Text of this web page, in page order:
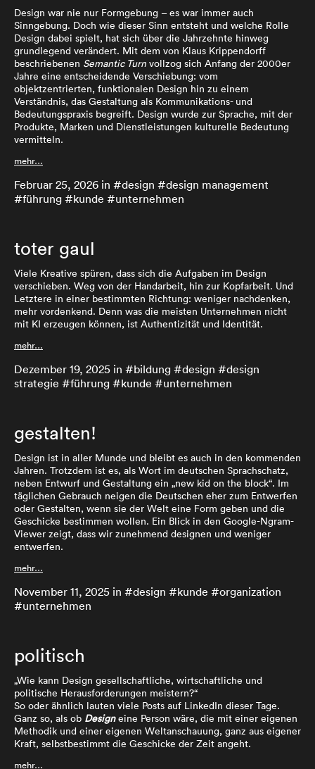
Design war nie nur Formgebung – es war immer auch
Sinngebung. Doch wie dieser Sinn entsteht und welche Rolle
Design dabei spielt, hat sich über die Jahrzehnte hinweg
grundlegend verändert. Mit dem von Klaus Krippendorff
beschriebenen Semantic Turn vollzog sich Anfang der 2000er
Jahre eine entscheidende Verschiebung: vom
objektzentrierten, funktionalen Design hin zu einem
Verständnis, das Gestaltung als Kommunikations- und
Bedeutungspraxis begreift. Design wurde zur Sprache, mit der
Produkte, Marken und Dienstleistungen kulturelle Bedeutung
vermitteln.
mehr…
Februar 25, 2026 in #design #design management
#führung #kunde #unternehmen
toter gaul
Viele Kreative spüren, dass sich die Aufgaben im Design
verschieben. Weg von der Handarbeit, hin zur Kopfarbeit. Und
Letztere in einer bestimmten Richtung: weniger nachdenken,
mehr vordenkend. Denn was die meisten Unternehmen nicht
mit KI erzeugen können, ist Authentizität und Identität.
mehr…
Dezember 19, 2025 in #bildung #design #design
strategie #führung #kunde #unternehmen
gestalten!
Design ist in aller Munde und bleibt es auch in den kommenden
Jahren. Trotzdem ist es, als Wort im deutschen Sprachschatz,
neben Entwurf und Gestaltung ein „new kid on the block“. Im
täglichen Gebrauch neigen die Deutschen eher zum Entwerfen
oder Gestalten, wenn sie der Welt eine Form geben und die
Geschicke bestimmen wollen. Ein Blick in den Google-Ngram-
Viewer zeigt, dass wir zunehmend designen und weniger
entwerfen.
mehr…
November 11, 2025 in #design #kunde #organization
#unternehmen
politisch
„Wie kann Design gesellschaftliche, wirtschaftliche und
politische Herausforderungen meistern?“
So oder ähnlich lauten viele Posts auf LinkedIn dieser Tage.
Ganz so, als ob Designeine Person wäre, die mit einer eigenen
Methodik und einer eigenen Weltanschauung, ganz aus eigener
Kraft, selbstbestimmt die Geschicke der Zeit angeht.
mehr…